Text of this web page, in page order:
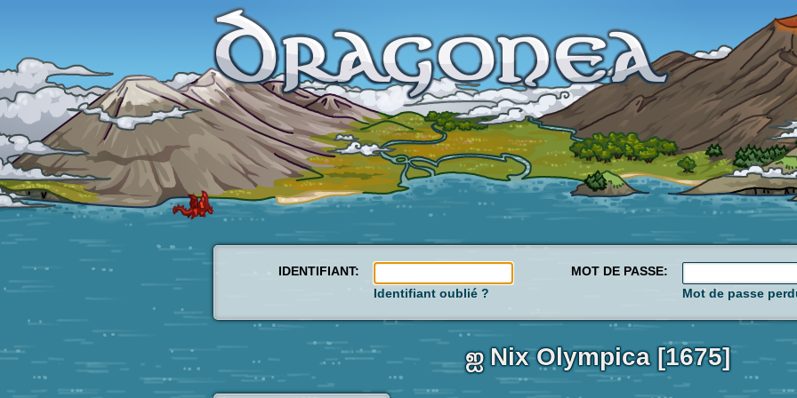
IDENTIFIANT:
Identifiant oublié ?
MOT DE PASSE:
Mot de passe
ஐ Nix Olympica [1675]